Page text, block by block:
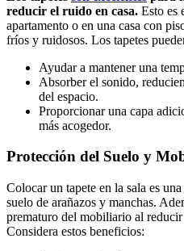
reducir el ruido en casa. Esto es
apartamento o en una casa con
fríos y ruidosos. Los tapetes
Ayudar a mantener una
Absorber el sonido,
del espacio.
Proporcionar una capa
más acogedor.
Protección del Suelo y
Colocar un tapete en la sala es
suelo de arañazos y manchas.
prematuro del mobiliario al
Considera estos beneficios: